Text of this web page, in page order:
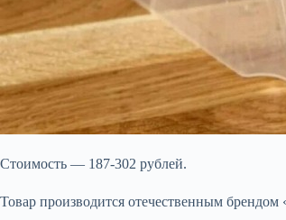
Стоимость — 187-302 рублей.
Товар производится отечественным